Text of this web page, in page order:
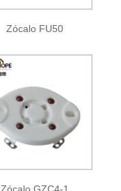
Zócalo FU50